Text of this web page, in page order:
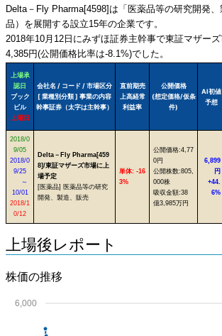
Delta－Fly Pharma[4598]は「医薬品等の研究開発
品）を展開する設立15年の企業です。
2018年10月12日にみずほ証券主幹事で東証マザー
4,385円(公開価格比率は-8.1%)でした。
上場承
認日
ブック
ビル
上場日
会社名 / コード / 市場区分
[ 業種別分類 ] 事業の内容
幹事証券（太字は主幹事）
直前期売
上高経常
利益率
公開価格
(想定価格/仮条
件)
AI初値
予想
2018/0
9/05
2018/0
9/25
～
10/01
2018/1
0/12
Delta－Fly Pharma[459
8]/東証マザーズ市場に上
場予定
[医薬品] 医薬品等の研究
開発、製造、販売
単体: -16
3%
公開価格:4,77
0円
公開株数:805,
000株
吸収金額:38
億3,985万円
6,899
円
+44.
6%
上場後レポート
株価の推移
6,000